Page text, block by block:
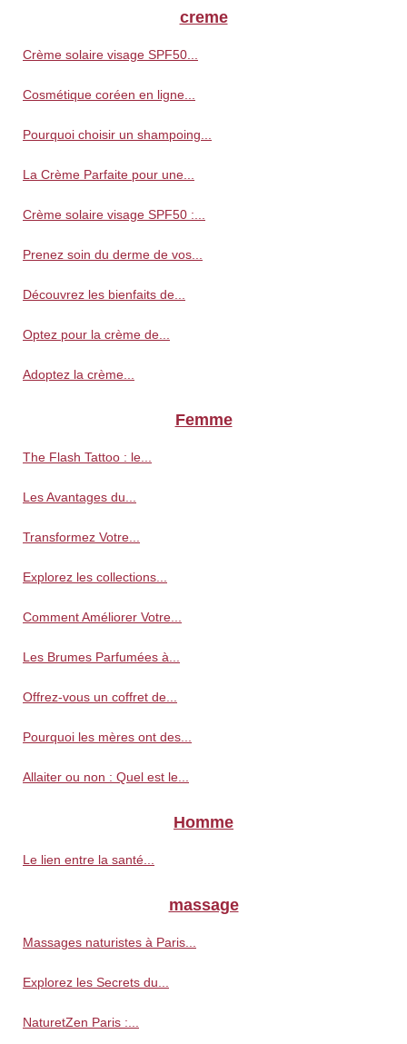
creme
Crème solaire visage SPF50...
Cosmétique coréen en ligne...
Pourquoi choisir un shampoing...
La Crème Parfaite pour une...
Crème solaire visage SPF50 :...
Prenez soin du derme de vos...
Découvrez les bienfaits de...
Optez pour la crème de...
Adoptez la crème...
Femme
The Flash Tattoo : le...
Les Avantages du...
Transformez Votre...
Explorez les collections...
Comment Améliorer Votre...
Les Brumes Parfumées à...
Offrez-vous un coffret de...
Pourquoi les mères ont des...
Allaiter ou non : Quel est le...
Homme
Le lien entre la santé...
massage
Massages naturistes à Paris...
Explorez les Secrets du...
NaturetZen Paris :...